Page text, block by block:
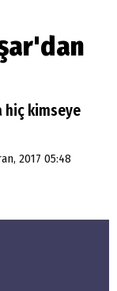
hiç kimseye
2017 05:48